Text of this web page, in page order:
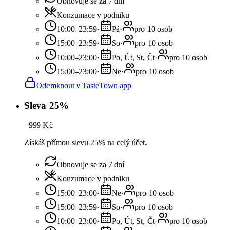
Konzumace v podniku
10:00–23:59· Pá·
pro 10 osob
15:00–23:59· So·
pro 10 osob
10:00–23:00· Po, Út, St, Čt·
pro 10 osob
15:00–23:00· Ne·
pro 10 osob
Odemknout v TasteTown app
Sleva 25%
−999 Kč
Získáš přímou slevu 25% na celý účet.
Obnovuje se za 7 dní
Konzumace v podniku
15:00–23:00· Ne·
pro 10 osob
15:00–23:59· So·
pro 10 osob
10:00–23:00· Po, Út, St, Čt·
pro 10 osob